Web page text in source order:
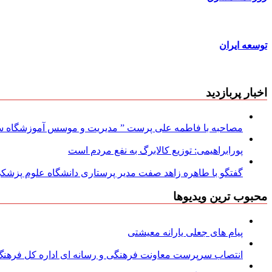
توسعه ایران
اخبار پربازدید
مصاحبه با فاطمه علی پرست ” مدیریت و موسس آموزشگاه
پورابراهیمی: توزیع کالابرگ به نفع مردم است
گفتگو با طاهره زاهد صفت مدیر پرستاری دانشگاه علوم
محبوب ترین ویدیوها
پیام های جعلی یارانه معیشتی
انتصاب سرپرست معاونت فرهنگی و رسانه ای اداره کل